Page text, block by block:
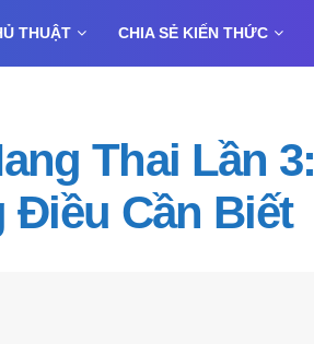
THUẬT CHIA SẺ KIẾN THỨC
Thai Lần 3:
Điều Cần Biết